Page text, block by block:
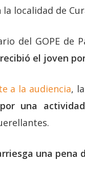
localidad de
del GOPE de
el joven
a la audiencia,
una
una pena